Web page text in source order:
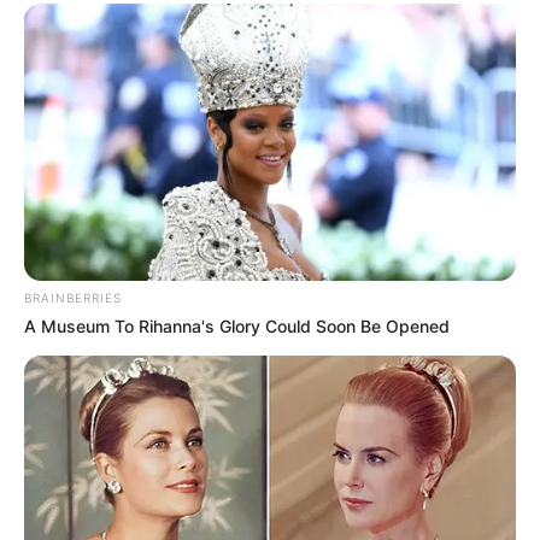
6.Javanese Indonesian Translator
BRAINBERRIES
A Museum To Rihanna's Glory Could Soon Be Opened